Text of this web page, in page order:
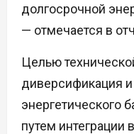
долгосрочной
— отмечается в
Целью
диверсификация и
энергетического
путем интеграции